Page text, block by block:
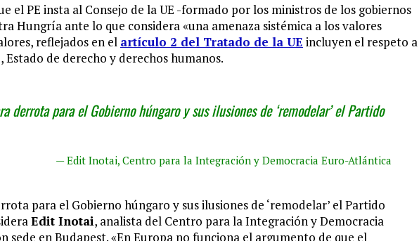
el PE insta al Consejo de la UE -formado por los ministros de los gobiernos
Hungría ante lo que considera «una amenaza sistémica a los valores
reflejados en el artículo 2 del Tratado de la UE incluyen el respeto a
de derecho y derechos humanos.
derrota para el Gobierno húngaro y sus ilusiones de ‘remodelar’ el Partido
— Edit Inotai, Centro para la Integración y Democracia Euro-Atlántica
para el Gobierno húngaro y sus ilusiones de ‘remodelar’ el Partido
Edit Inotai, analista del Centro para la Integración y Democracia
sede en Budapest. «En Europa no funciona el argumento de que el